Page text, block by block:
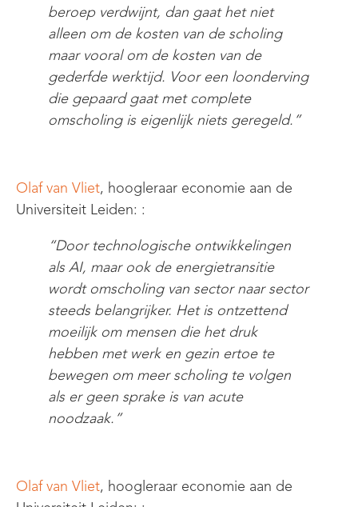
beroep verdwijnt, dan gaat het niet
alleen om de kosten van de scholing
maar vooral om de kosten van de
gederfde werktijd. Voor een loonderving
die gepaard gaat met complete
omscholing is eigenlijk niets geregeld. ”
Olaf van Vliet, hoogleraar economie aan de
Universiteit Leiden: :
“Door technologische ontwikkelingen
als AI, maar ook de energietransitie
wordt omscholing van sector naar sector
steeds belangrijker. Het is ontzettend
moeilijk om mensen die het druk
hebben met werk en gezin ertoe te
bewegen om meer scholing te volgen
als er geen sprake is van acute
noodzaak.”
Olaf van Vliet, hoogleraar economie aan de